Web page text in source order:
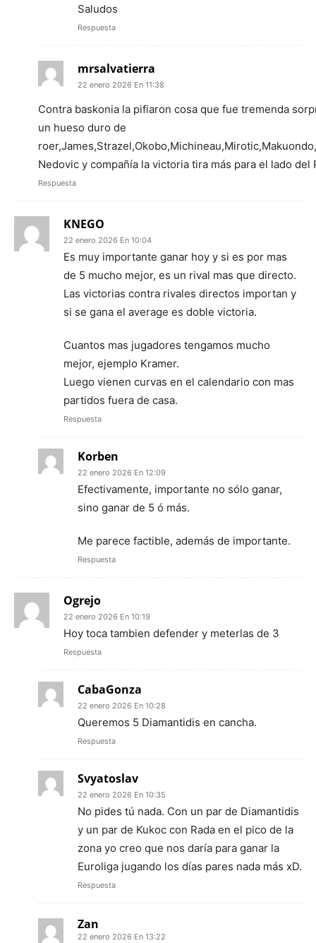
Saludos
Respuesta
mrsalvatierra
22 enero 2026 En 11:38
Contra baskonia la pifiaron cosa que fue tremenda
un hueso duro de
Nedovic y compañía la victoria tira más para el lado del
Respuesta
KNEGO
22 enero 2026 En 10:04
Es muy importante ganar hoy y si es por mas
de 5 mucho mejor, es un rival mas que directo.
Las victorias contra rivales directos importan y
si se gana el average es doble victoria.
Cuantos mas jugadores tengamos mucho
mejor, ejemplo Kramer.
Luego vienen curvas en el calendario con mas
partidos fuera de casa.
Respuesta
Korben
22 enero 2026 En 12:09
Efectivamente, importante no sólo ganar,
sino ganar de 5 ó más.
Me parece factible, además de importante.
Respuesta
Ogrejo
22 enero 2026 En 10:19
Hoy toca tambien defender y meterlas de 3
Respuesta
CabaGonza
22 enero 2026 En 10:28
Queremos 5 Diamantidis en cancha.
Respuesta
Svyatoslav
22 enero 2026 En 10:35
No pides tú nada. Con un par de Diamantidis
y un par de Kukoc con Rada en el pico de la
zona yo creo que nos daría para ganar la
Euroliga jugando los días pares nada más xD.
Respuesta
Zan
22 enero 2026 En 13:22